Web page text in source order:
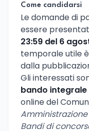
Come candidarsi
Le domande di
essere
23:59 del 6
temporale utile
dalla
Gli interessati
bando integrale
online del
Bandi di